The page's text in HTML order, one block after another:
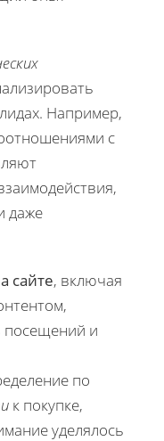
Например,
с
даже
сайте, включая
посещений и
по
к покупке,
уделялось